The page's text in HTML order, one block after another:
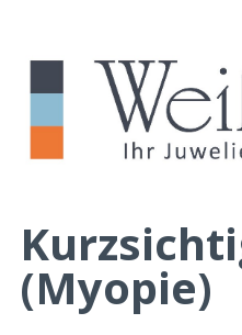
(Myopie)